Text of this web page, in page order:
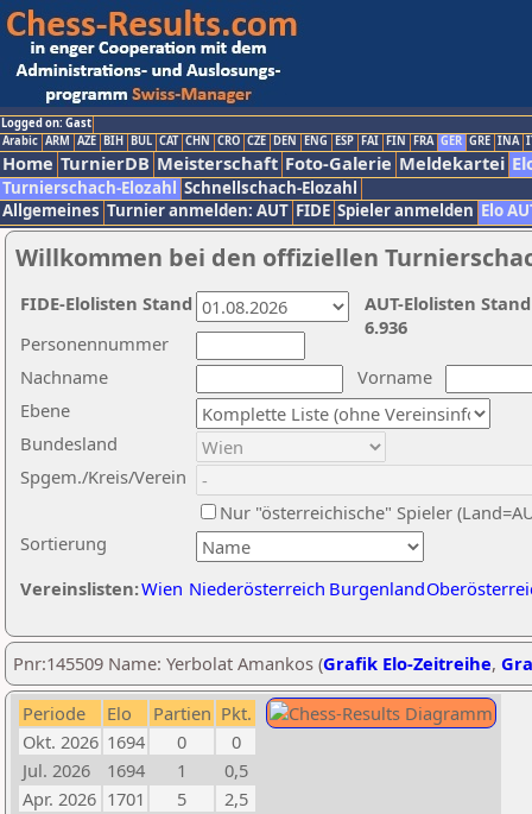
Logged on: Gast
Arabic ARM AZE BIH BUL CAT CHN CRO CZE DEN ENG ESP FAI FIN FRA GER GRE INA
Home TurnierDB Meisterschaft Foto-Galerie Meldekartei
Turnierschach-Elozahl Schnellschach-Elozahl
Allgemeines Turnier anmelden: AUT FIDE Spieler anmelden Elo
Willkommen bei den offiziellen
Nachname
Vorname
Ebene
Sortierung
Personennummer
Bundesland
Spgem./Kreis/Verein
Nur "österreichische" Spieler
Vereinslisten:Wien Niederösterreich Burgenland
AUT-Elolisten
6.936
FIDE-Elolisten Stand
Pnr:145509 Name: Yerbolat Amankos (Grafik Elo-Zeitreihe,
Periode Elo Partien Pkt.
Okt. 2026 1694 0
0
Jul. 2026
1694 1
0,5
Apr. 2026 1701 5
2,5